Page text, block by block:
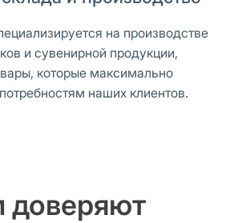
на производстве
и сувенирной продукции,
которые максимально
наших клиентов.
доверяют